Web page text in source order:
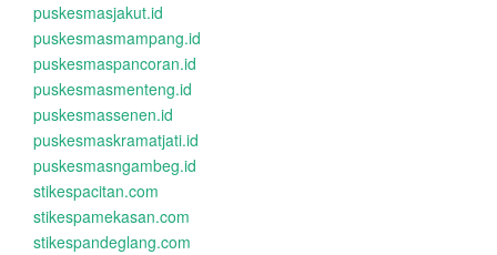
puskesmasjakut.id
puskesmasmampang.id
puskesmaspancoran.id
puskesmasmenteng.id
puskesmassenen.id
puskesmaskramatjati.id
puskesmasngambeg.id
stikespacitan.com
stikespamekasan.com
stikespandeglang.com